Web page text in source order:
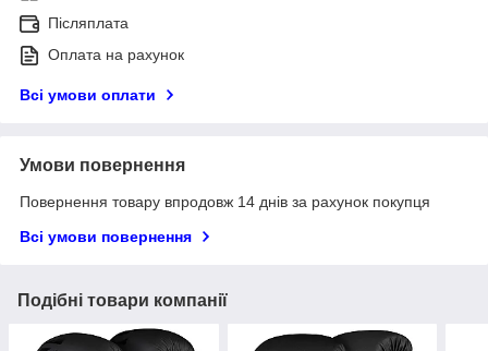
Післяплата
Оплата на рахунок
Всі умови оплати
Умови повернення
Повернення товару впродовж 14 днів за рахунок покупця
Всі умови повернення
Подібні товари компанії